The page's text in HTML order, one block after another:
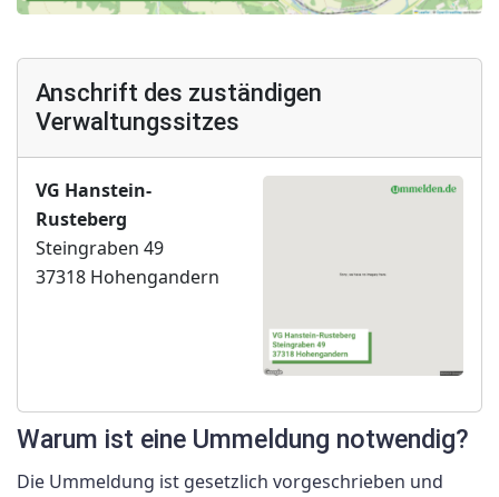
Anschrift des zuständigen
Verwaltungssitzes
VG Hanstein-
Rusteberg
Steingraben 49
37318 Hohengandern
Warum ist eine Ummeldung notwendig?
Die Ummeldung ist gesetzlich vorgeschrieben und